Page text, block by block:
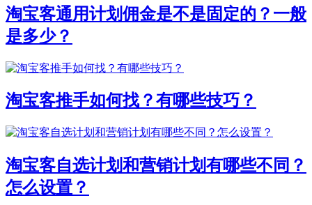
淘宝客通用计划佣金是不是固定的？一般
是多少？
淘宝客推手如何找？有哪些技巧？
淘宝客自选计划和营销计划有哪些不同？
怎么设置？